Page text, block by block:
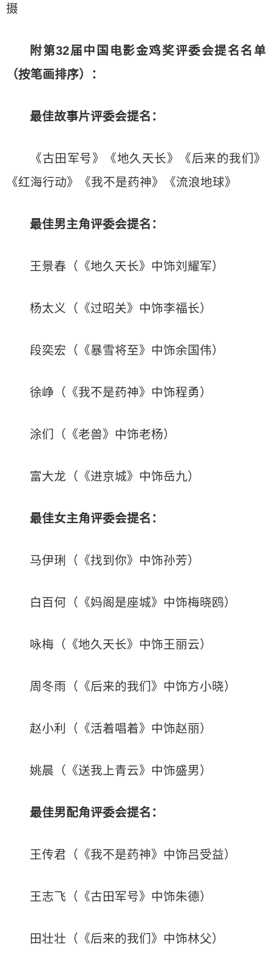
摄
附第32届中国电影金鸡奖评委会提名名单
（按笔画排序）：
最佳故事片评委会提名：
《古田军号》《地久天长》《后来的我们》
《红海行动》《我不是药神》《流浪地球》
最佳男主角评委会提名：
王景春（《地久天长》中饰刘耀军）
杨太义（《过昭关》中饰李福长）
段奕宏（《暴雪将至》中饰余国伟）
徐峥（《我不是药神》中饰程勇）
涂们（《老兽》中饰老杨）
富大龙（《进京城》中饰岳九）
最佳女主角评委会提名：
马伊琍（《找到你》中饰孙芳）
白百何（《妈阁是座城》中饰梅晓鸥）
咏梅（《地久天长》中饰王丽云）
周冬雨（《后来的我们》中饰方小晓）
赵小利（《活着唱着》中饰赵丽）
姚晨（《送我上青云》中饰盛男）
最佳男配角评委会提名：
王传君（《我不是药神》中饰吕受益）
王志飞（《古田军号》中饰朱德）
田壮壮（《后来的我们》中饰林父）